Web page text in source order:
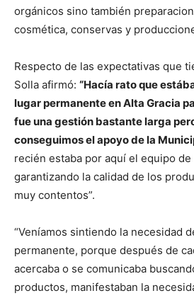
orgánicos sino también
cosmética, conservas y
Respecto de las expectativas que
Solla afirmó: “Hacía rato que
lugar permanente en Alta Gracia
fue una gestión bastante larga
conseguimos el apoyo de la
recién estaba por aquí el equipo
garantizando la calidad de los
muy contentos”.
“Veníamos sintiendo la necesidad
permanente, porque después de
acercaba o se comunicaba
productos, manifestaban la